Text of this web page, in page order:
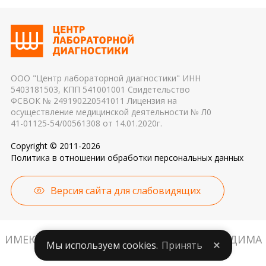
применяемые реагенты также могут стать
причиной погрешности в результатах
ООО "Центр лабораторной диагностики" ИНН
5403181503, КПП 541001001 Свидетельство
ФСВОК № 249190220541011 Лицензия на
осуществление медицинской деятельности № Л0
41-01125-54/00561308 от 14.01.2020г.
Copyright © 2011-2026
Политика в отношении обработки персональных данных
Версия сайта для слабовидящих
ИМЕЮТСЯ ПРОТИВОПОКАЗАНИЯ. НЕОБХОДИМА
КОНСУЛЬТАЦИЯ СПЕЦИАЛИСТА.
Мы используем cookies. Принять